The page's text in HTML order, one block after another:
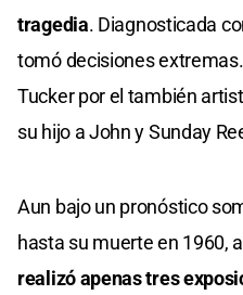
tragedia. Diagnosticada
tomó decisiones
Tucker por el también
su hijo a John y Sunday
Aun bajo un pronóstico
hasta su muerte en 1960,
realizó apenas tres